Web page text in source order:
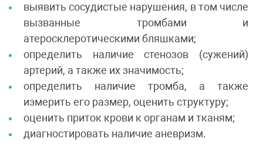
выявить сосудистые нарушения, в том числе
вызванные тромбами и
атеросклеротическими бляшками;
определить наличие стенозов (сужений)
артерий, а также их значимость;
определить наличие тромба, а также
измерить его размер, оценить структуру;
оценить приток крови к органам и тканям;
диагностировать наличие аневризм.